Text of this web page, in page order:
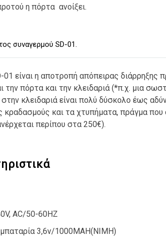
η πόρτα ανοίξει.
συναγερμού SD-01.
είναι η αποτροπή απόπειρας διάρρηξης
την πόρτα και την κλειδαριά (*π.χ. μια
κλειδαριά είναι πολύ δύσκολο έως
και τα χτυπήματα, πράγμα που
περίπου στα 250€).
AC/50-60HZ
3,6v/1000MAH(NIMH)